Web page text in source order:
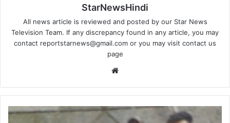
StarNewsHindi
All news article is reviewed and posted by our Star News
Television Team. If any discrepancy found in any article, you may
contact reportstarnews@gmail.com or you may visit contact us
page
होटल